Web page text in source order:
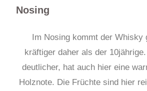
Nosing
Im Nosing kommt der Whisky
kräftiger daher als der
deutlicher, hat auch hier eine
Holznote. Die Früchte sind hier